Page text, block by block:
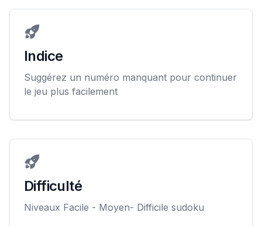
Indice
Suggérez un numéro manquant pour continuer
le jeu plus facilement
Difficulté
Niveaux Facile - Moyen- Difficile sudoku